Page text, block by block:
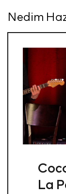
Nedim
La